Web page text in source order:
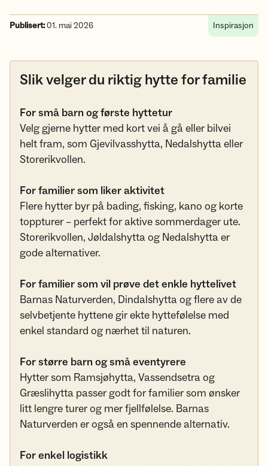
Publisert:01. mai 2026 Inspirasjon
Slik velger du riktig hytte for familie
For små barn og første hyttetur
Velg gjerne hytter med kort vei å gå eller bilvei
helt fram, som Gjevilvasshytta, Nedalshytta eller
Storerikvollen.
For familier som liker aktivitet
Flere hytter byr på bading, fisking, kano og korte
toppturer – perfekt for aktive sommerdager ute.
Storerikvollen, Jøldalshytta og Nedalshytta er
gode alternativer.
For familier som vil prøve det enkle hyttelivet
Barnas Naturverden, Dindalshytta og flere av de
selvbetjente hyttene gir ekte hyttefølelse med
enkel standard og nærhet til naturen.
For større barn og små eventyrere
Hytter som Ramsjøhytta, Vassendsetra og
Græslihytta passer godt for familier som ønsker
litt lengre turer og mer fjellfølelse. Barnas
Naturverden er også en spennende alternativ.
For enkel logistikk